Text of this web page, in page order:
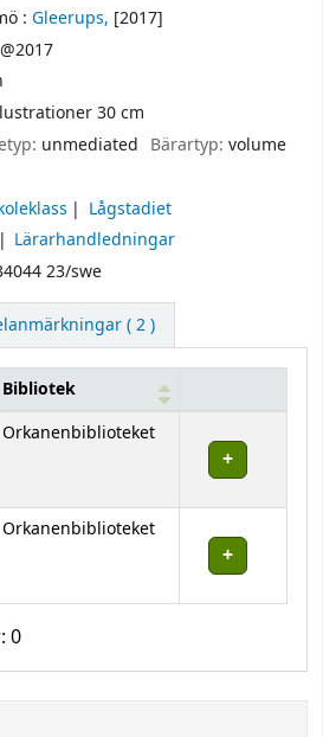
: Gleerups, [2017]
@2017
30 cm
unmediated Bärartyp: volume
Lågstadiet
Lärarhandledningar
23/swe
( 2 )
Bibliotek
Orkanenbiblioteket
Orkanenbiblioteket
0